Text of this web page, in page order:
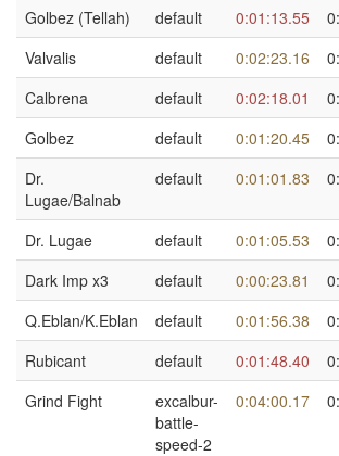
Golbez (Tellah)
default 0:01:13.55
Valvalis
default 0:02:23.16
Calbrena
default 0:02:18.01
Golbez
default 0:01:20.45
Dr.
Lugae/Balnab
default 0:01:01.83
Dr. Lugae default 0:01:05.53
Dark Imp x3
default 0:00:23.81
Q.Eblan/K.Eblan
default 0:01:56.38
Rubicant
default 0:01:48.40
Grind Fight
excalbur-
battle-
speed-2
0:04:00.17